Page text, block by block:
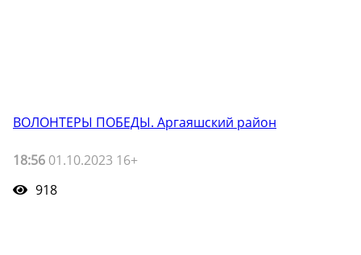
ВОЛОНТЕРЫ ПОБЕДЫ. Аргаяшский район
18:56 01.10.2023 16+
918